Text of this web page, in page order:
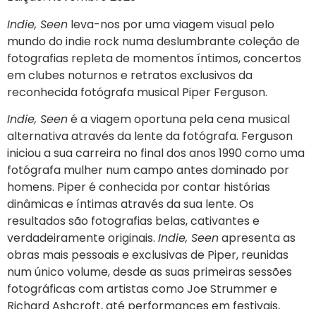
Indie, Seen leva-nos por uma viagem visual pelo
mundo do indie rock numa deslumbrante coleção de
fotografias repleta de momentos íntimos, concertos
em clubes noturnos e retratos exclusivos da
reconhecida fotógrafa musical Piper Ferguson.
Indie, Seené a viagem oportuna pela cena musical
alternativa através da lente da fotógrafa. Ferguson
iniciou a sua carreira no final dos anos 1990 como uma
fotógrafa mulher num campo antes dominado por
homens. Piper é conhecida por contar histórias
dinâmicas e íntimas através da sua lente. Os
resultados são fotografias belas, cativantes e
verdadeiramente originais. Indie, Seenapresenta as
obras mais pessoais e exclusivas de Piper, reunidas
num único volume, desde as suas primeiras sessões
fotográficas com artistas como Joe Strummer e